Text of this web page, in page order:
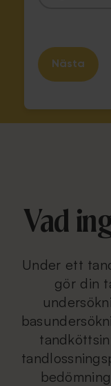
Nästa
Vad
Under ett
gör din